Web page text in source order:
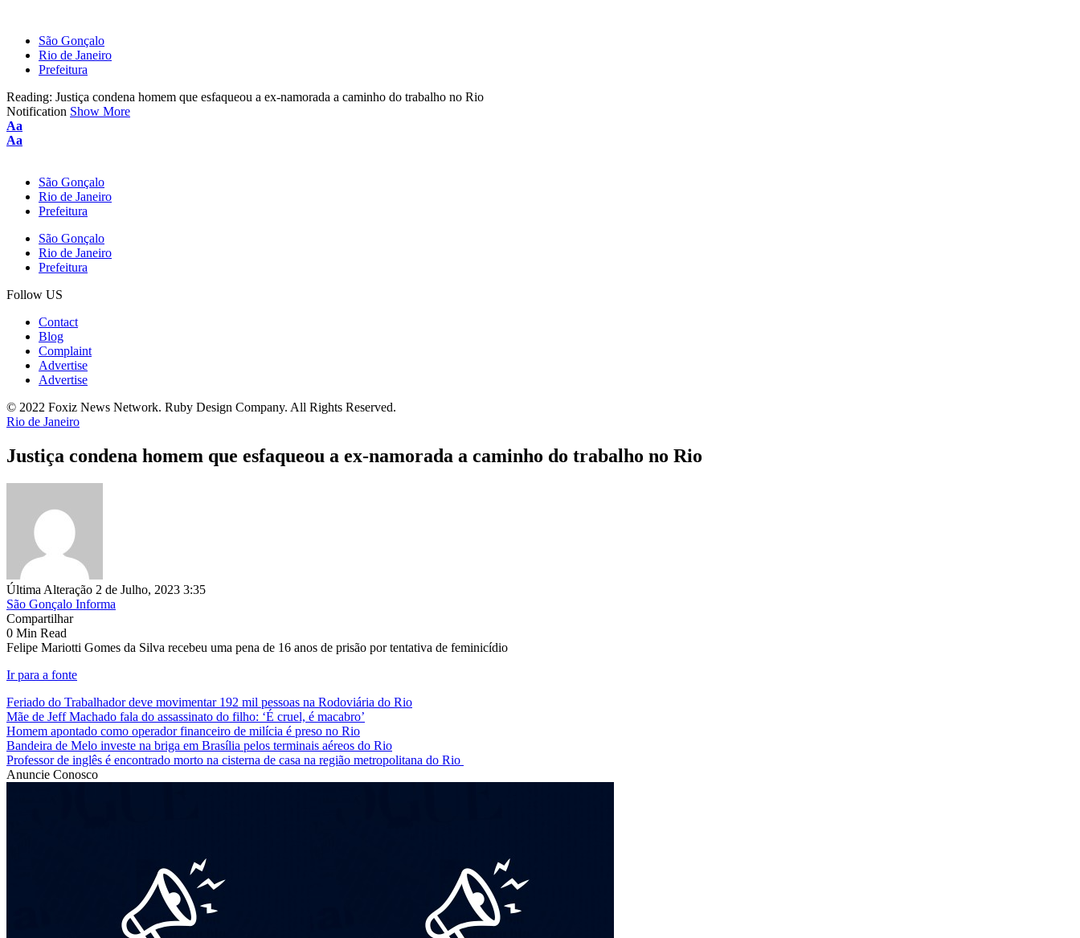
São Gonçalo
Rio de Janeiro
Prefeitura
Reading: Justiça condena homem que esfaqueou a ex-namorada a caminho do trabalho no Rio
Notification Show More
Aa
Aa
São Gonçalo
Rio de Janeiro
Prefeitura
São Gonçalo
Rio de Janeiro
Prefeitura
Follow US
Contact
Blog
Complaint
Advertise
Advertise
© 2022 Foxiz News Network. Ruby Design Company. All Rights Reserved.
Rio de Janeiro
Justiça condena homem que esfaqueou a ex-namorada a caminho do trabalho no Rio
Última Alteração 2 de Julho, 2023 3:35
São Gonçalo Informa
Compartilhar
0 Min Read
Felipe Mariotti Gomes da Silva recebeu uma pena de 16 anos de prisão por tentativa de feminicídio
Ir para a fonte
Feriado do Trabalhador deve movimentar 192 mil pessoas na Rodoviária do Rio
Mãe de Jeff Machado fala do assassinato do filho: ‘É cruel, é macabro’
Homem apontado como operador financeiro de milícia é preso no Rio
Bandeira de Melo investe na briga em Brasília pelos terminais aéreos do Rio
Professor de inglês é encontrado morto na cisterna de casa na região metropolitana do Rio
Anuncie Conosco